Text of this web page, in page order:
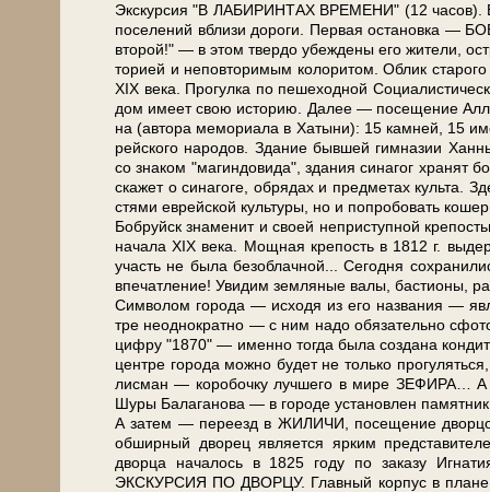
Экс­кур­сия "В ЛАБИРИНТАХ ВРЕМЕНИ" (12 ча­сов).
по­се­ле­ний вбли­зи до­ро­ги. Пер­вая оста­нов­ка —
вто­рой!" — в этом твер­до убеж­де­ны его жи­те­ли,
то­ри­ей и неповторимым колоритом. Облик
XIX ве­ка. Прогулка по пе­ше­ход­ной
дом име­ет свою ис­то­рию. Да­лее — посещение
на (ав­то­ра ме­мо­ри­а­ла в Ха­ты­ни): 15 кам­ней, 15
рей­ско­го на­ро­дов. Зда­ние быв­шей гим­на­зии
со зна­ком "ма­гин­до­ви­да", зда­ния си­на­гог
ска­жет о синагоге, обрядах и пред­ме­тах культа.
стя­ми ев­рей­ской куль­ту­ры, но и по­про­бо­вать
Боб­руйск зна­ме­нит и сво­ей не­при­ступ­ной
на­ча­ла ХIX ве­ка. Мощная кре­пость в 1812 г.
участь не бы­ла без­об­лач­ной... Сегодня
впе­чат­ле­ние! Уви­дим зем­ля­ные ва­лы, ба­сти­о­ны,
Символом го­ро­да — исходя из его названия —
тре неоднократно — с ним на­до обя­за­тель­но
циф­ру "1870" — имен­но тогда бы­ла со­зда­на
цен­тре го­ро­да мож­но бу­дет не толь­ко
лис­ман — ко­ро­боч­ку луч­ше­го в ми­ре ЗЕФИРА… А
Шуры Балаганова — в го­ро­де уста­нов­лен
А затем — переезд в ЖИЛИЧИ, посещение
об­шир­ный дво­рец яв­ля­ет­ся яр­ким
двор­ца на­ча­лось в 1825 го­ду по заказу
ЭКСКУРСИЯ ПО ДВОРЦУ. Главный кор­пус в пла­не